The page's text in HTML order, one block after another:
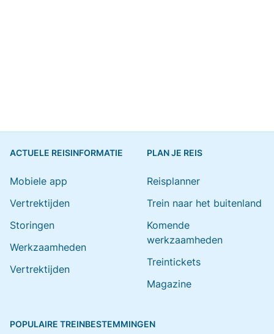
ACTUELE REISINFORMATIE
Mobiele app
Vertrektijden
Storingen
Werkzaamheden
Vertrektijden
PLAN JE REIS
Reisplanner
Trein naar het buitenland
Komende
werkzaamheden
Treintickets
Magazine
POPULAIRE TREINBESTEMMINGEN